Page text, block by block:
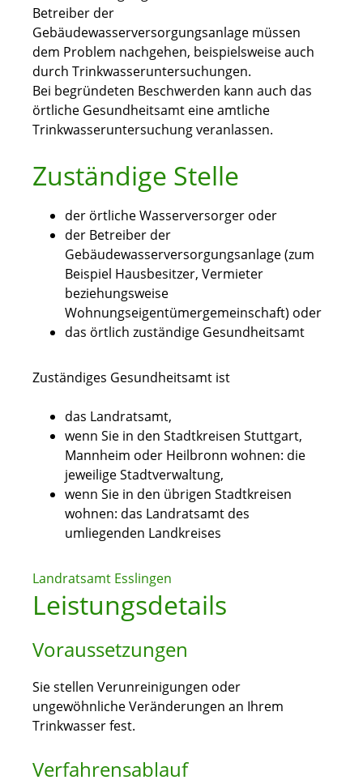
Betreiber der
Gebäudewasserversorgungsanlage müssen
dem Problem nachgehen, beispielsweise auch
durch Trinkwasseruntersuchungen.
Bei begründeten Beschwerden kann auch das
örtliche Gesundheitsamt eine amtliche
Trinkwasseruntersuchung veranlassen.
Zuständige Stelle
der örtliche Wasserversorger oder
der Betreiber der
Gebäudewasserversorgungsanlage (zum
Beispiel Hausbesitzer, Vermieter
beziehungsweise
Wohnungseigentümergemeinschaft) oder
das örtlich zuständige Gesundheitsamt
Zuständiges Gesundheitsamt ist
das Landratsamt,
wenn Sie in den Stadtkreisen Stuttgart,
Mannheim oder Heilbronn wohnen: die
jeweilige Stadtverwaltung,
wenn Sie in den übrigen Stadtkreisen
wohnen: das Landratsamt des
umliegenden Landkreises
Landratsamt Esslingen
Leistungsdetails
Voraussetzungen
Sie stellen Verunreinigungen oder
ungewöhnliche Veränderungen an Ihrem
Trinkwasser fest.
Verfahrensablauf